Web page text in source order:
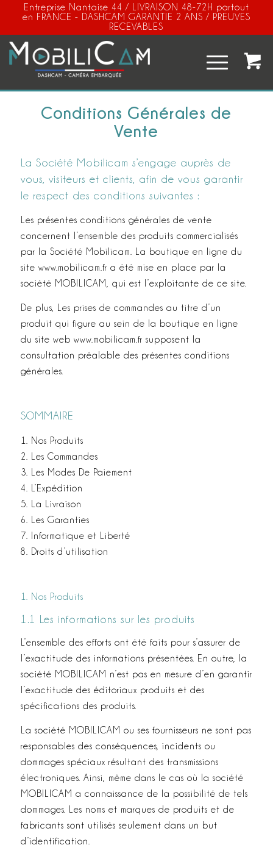
Entreprise Nantaise 44 / LIVRAISON 48-72H partout
en FRANCE - DASHCAM GARANTIE 2 ANS / PREUVES
RECEVABLES
Conditions Générales de
Vente
La Société Mobilicam s’engage auprès de
vous, visiteurs et clients, afin de vous garantir
le respect des conditions suivantes :
Les présentes conditions générales de vente
concernent l’ensemble des produits commercialisés
par la Société Mobilicam. La boutique en ligne du
site www.mobilicam.fr a été mise en place par la
société MOBILICAM, qui est l’exploitante de ce site.
De plus, Les prises de commandes au titre d’un
produit qui figure au sein de la boutique en ligne
du site web www.mobilicam.fr supposent la
consultation préalable des présentes conditions
générales.
SOMMAIRE
1. Nos Produits
2. Les Commandes
3. Les Modes De Paiement
4. L’Expédition
5. La Livraison
6. Les Garanties
7. Informatique et Liberté
8. Droits d’utilisation
1. Nos Produits
1.1 Les informations sur les produits
L’ensemble des efforts ont été faits pour s’assurer de
l’exactitude des informations présentées. En outre, la
société MOBILICAM n’est pas en mesure d’en garantir
l’exactitude des éditoriaux produits et des
spécifications des produits.
La société MOBILICAM ou ses fournisseurs ne sont pas
responsables des conséquences, incidents ou
dommages spéciaux résultant des transmissions
électroniques. Ainsi, même dans le cas où la société
MOBILICAM a connaissance de la possibilité de tels
dommages. Les noms et marques de produits et de
fabricants sont utilisés seulement dans un but
d’identification.